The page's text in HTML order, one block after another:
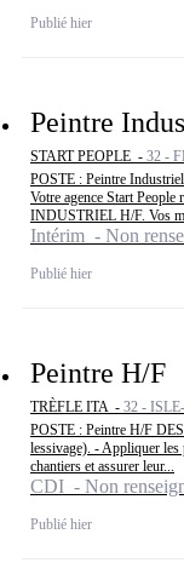
Publié hier
Peintre
START PEOPLE - 32 -
POSTE : Peintre
Votre agence Start
INDUSTRIEL H/F. Vos
Intérim - Non
Publié hier
Peintre H/F
TRÈFLE ITA - 32 -
POSTE : Peintre H/F
lessivage). - Appliquer les
chantiers et assurer leur...
CDI - Non
Publié hier